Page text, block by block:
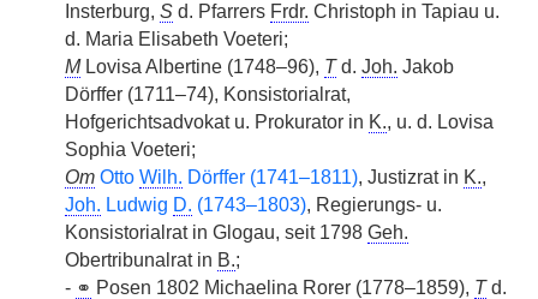
Insterburg, S d. Pfarrers Frdr. Christoph in Tapiau u.
d. Maria Elisabeth Voeteri;
MLovisa Albertine (1748–96), Td. Joh. Jakob
Dörffer (1711–74), Konsistorialrat,
Hofgerichtsadvokat u. Prokurator in K., u. d. Lovisa
Sophia Voeteri;
Om Otto Wilh. Dörffer (1741–1811), Justizrat in K.,
Joh. Ludwig D. (1743–1803), Regierungs- u.
Konsistorialrat in Glogau, seit 1798 Geh.
Obertribunalrat in B.;
- ⚭ Posen 1802 Michaelina Rorer (1778–1859), Td.